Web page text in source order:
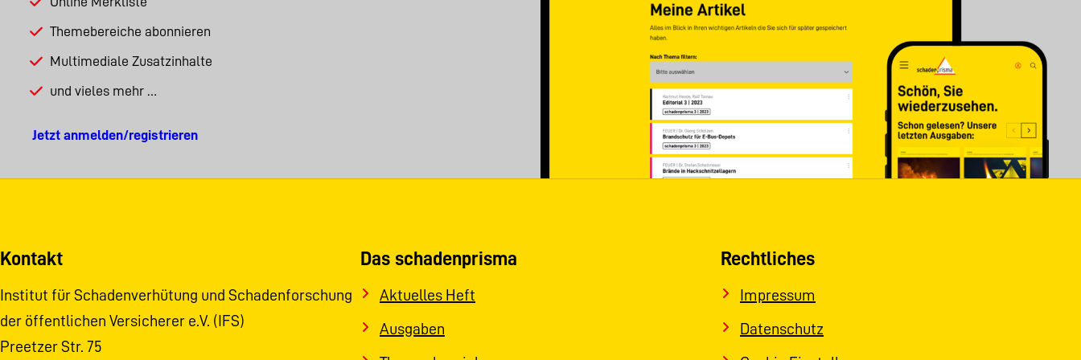
Themebereiche abonnieren
Multimediale Zusatzinhalte
und vieles mehr …
Jetzt anmelden/registrieren
Kontakt
Institut für Schadenverhütung und Schadenforschung
der öffentlichen Versicherer e.V. (IFS)
Preetzer Str. 75
Das schadenprisma
Aktuelles Heft
Ausgaben
Rechtliches
Impressum
Datenschutz